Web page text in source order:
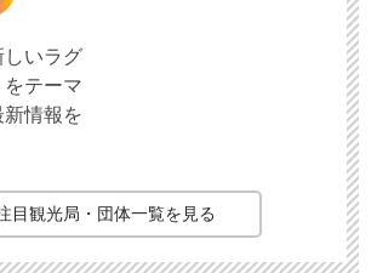
しいラグ
をテーマ
情報を
目観光局・団体一覧を見る